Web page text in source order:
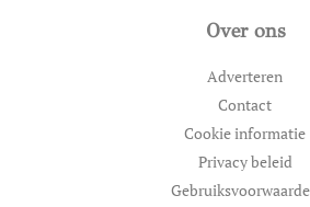
Over ons
Adverteren
Contact
Cookie informatie
Privacy beleid